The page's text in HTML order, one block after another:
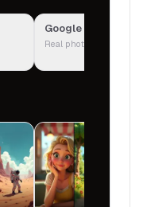
Google Images
Real photos from the web